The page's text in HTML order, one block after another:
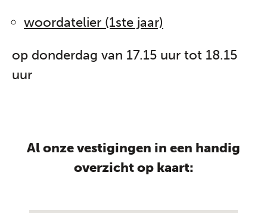
woordatelier (1ste jaar)
op donderdag van 17.15 uur tot 18.15
uur
Al onze vestigingen in een handig
overzicht op kaart: